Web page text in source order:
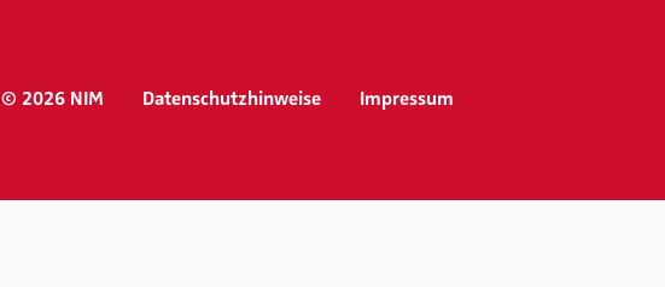
© 2026 NIM Datenschutzhinweise Impressum